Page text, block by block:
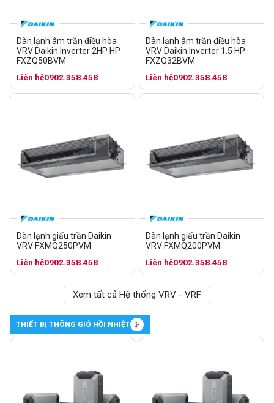
Dàn lạnh âm trần điều hòa
VRV Daikin Inverter 2HP HP
FXZQ50BVM
Liên hệ0902.358.458
Dàn lạnh âm trần điều hòa
VRV Daikin Inverter 1.5 HP
FXZQ32BVM
Liên hệ0902.358.458
Dàn lạnh giấu trần Daikin
VRV FXMQ250PVM
Liên hệ0902.358.458
Dàn lạnh giấu trần Daikin
VRV FXMQ200PVM
Liên hệ0902.358.458
Xem tất cả Hệ thống VRV - VRF
THIẾT BỊ THÔNG GIÓ HỒI NHIỆT